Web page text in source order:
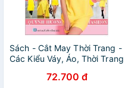
Sách - Cắt May Thời Trang -
Các Kiểu Váy, Áo, Thời Trang
72.700 đ